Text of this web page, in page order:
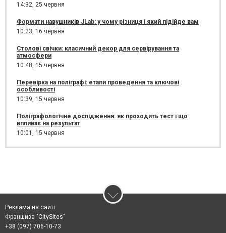
14:32, 25 червня
Формати навушників JLab: у чому різниця і який підійде вам
10:23, 16 червня
Столові свічки: класичний декор для сервірування та
атмосфери
10:48, 15 червня
Перевірка на поліграфі: етапи проведення та ключові
особливості
10:39, 15 червня
Поліграфологічне дослідження: як проходить тест і що
впливає на результат
10:01, 15 червня
Реклама на сайті
Франшиза "CitySites"
+38 (097) 706-10-73